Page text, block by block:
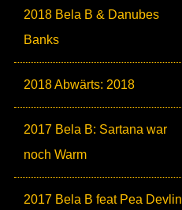
2018 Bela B & Danubes
Banks
2018 Abwärts: 2018
2017 Bela B: Sartana war
noch Warm
2017 Bela B feat Pea Devlin